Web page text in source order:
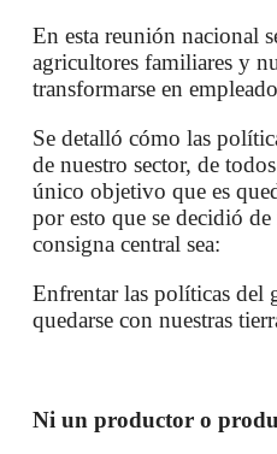
En esta reunión nacional
agricultores familiares y
transformarse en
Se detalló cómo las
de nuestro sector, de
único objetivo que es
por esto que se decidió
consigna central sea:
Enfrentar las políticas del
quedarse con nuestras
Ni un productor o